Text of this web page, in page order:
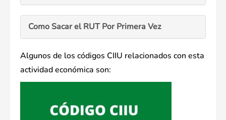
Como Sacar el RUT Por Primera Vez
Algunos de los códigos CIIU relacionados con esta
actividad económica son: